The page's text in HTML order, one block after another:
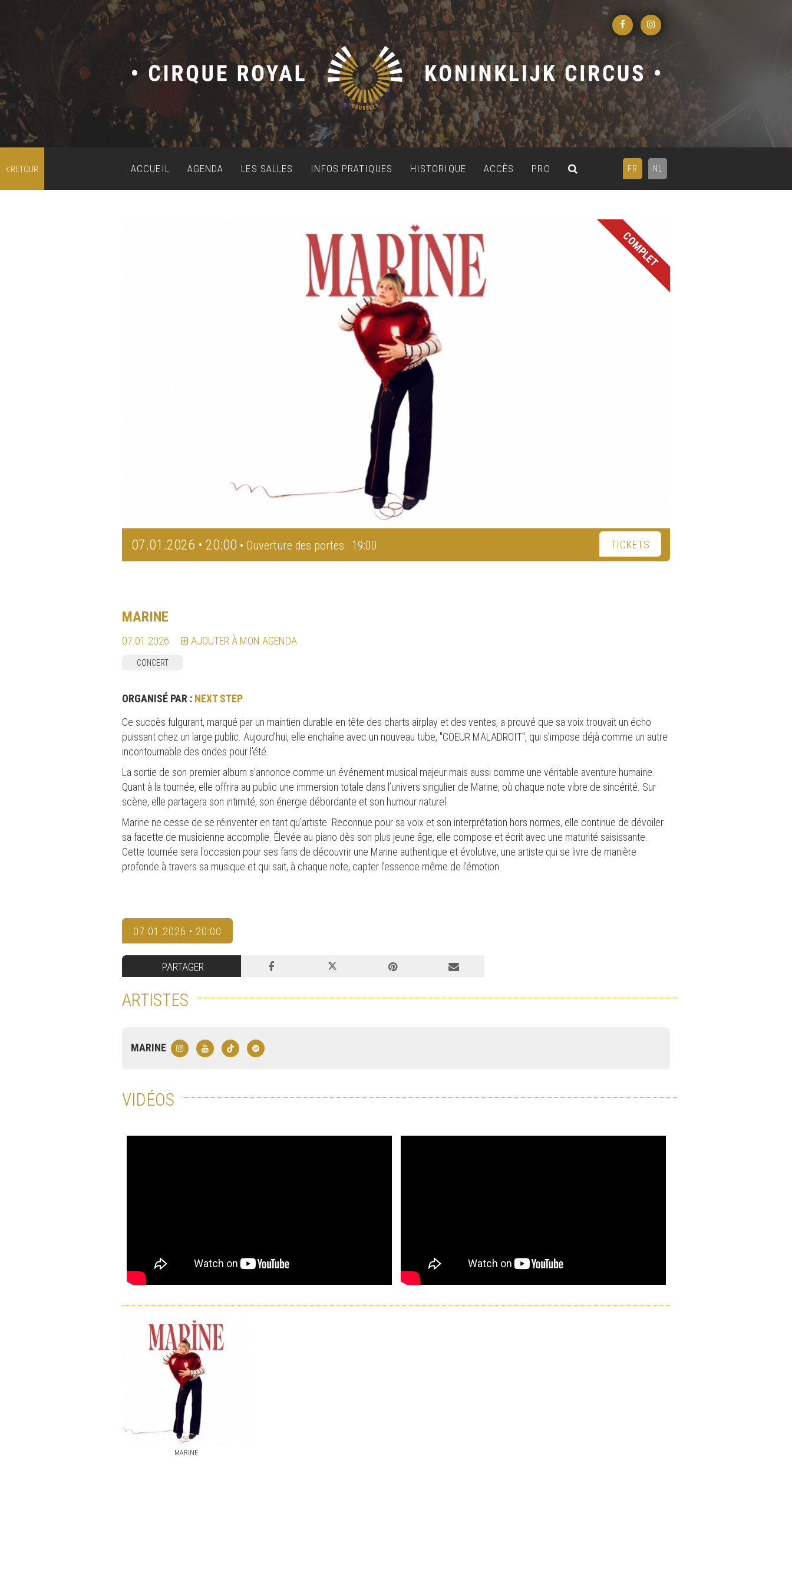
RETOUR FR NL
ACCUEIL AGENDA LES SALLES INFOS PRATIQUES HISTORIQUE ACCÈS PRO
COMPLET
07.01.2026 • 20:00 • Ouverture des portes : 19:00 TICKETS
MARINE
07.01.2026 AJOUTER À MON AGENDA
CONCERT
ORGANISÉ PAR : NEXT STEP
Ce succès fulgurant, marqué par un maintien durable en tête des charts airplay et des ventes, a prouvé que sa voix trouvait un écho
puissant chez un large public. Aujourd'hui, elle enchaîne avec un nouveau tube, "COEUR MALADROIT", qui s'impose déjà comme un autre
incontournable des ondes pour l’été.
La sortie de son premier album s’annonce comme un événement musical majeur mais aussi comme une véritable aventure humaine.
Quant à la tournée, elle offrira au public une immersion totale dans l’univers singulier de Marine, où chaque note vibre de sincérité. Sur
scène, elle partagera son intimité, son énergie débordante et son humour naturel.
Marine ne cesse de se réinventer en tant qu'artiste. Reconnue pour sa voix et son interprétation hors normes, elle continue de dévoiler
sa facette de musicienne accomplie. Élevée au piano dès son plus jeune âge, elle compose et écrit avec une maturité saisissante.
Cette tournée sera l'occasion pour ses fans de découvrir une Marine authentique et évolutive, une artiste qui se livre de manière
profonde à travers sa musique et qui sait, à chaque note, capter l’essence même de l'émotion.
07.01.2026 • 20:00
PARTAGER
ARTISTES
MARINE
VIDÉOS
MARINE